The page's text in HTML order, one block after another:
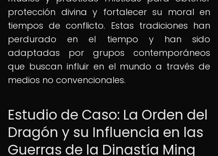
protección divina y fortalecer su moral en
tiempos de conflicto. Estas tradiciones han
perdurado en el tiempo y han sido
adaptadas por grupos contemporáneos
que buscan influir en el mundo a través de
medios no convencionales.
Estudio de Caso: La Orden del
Dragón y su Influencia en las
Guerras de la Dinastía Ming